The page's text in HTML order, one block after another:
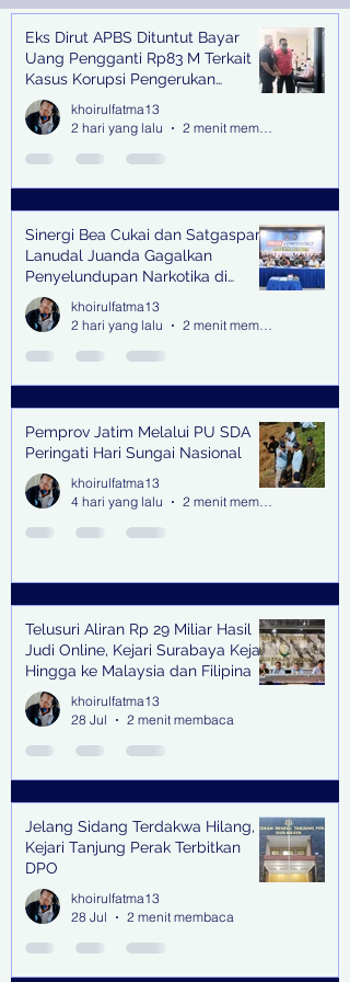
Recent Posts
Eks Dirut APBS Dituntut Bayar
Uang Pengganti Rp83 M Terkait
Kasus Korupsi Pengerukan
Tanjung Perak
khoirulfatma13
2 hari yang lalu
2 menit membaca
Sinergi Bea Cukai dan Satgaspam
Lanudal Juanda Gagalkan
Penyelundupan Narkotika di
Bandara Juanda
khoirulfatma13
2 hari yang lalu
2 menit membaca
Pemprov Jatim Melalui PU SDA
Peringati Hari Sungai Nasional
khoirulfatma13
4 hari yang lalu
2 menit membaca
Telusuri Aliran Rp 29 Miliar Hasil
Judi Online, Kejari Surabaya Kejar
Hingga ke Malaysia dan Filipina
khoirulfatma13
28 Jul
2 menit membaca
Jelang Sidang Terdakwa Hilang,
Kejari Tanjung Perak Terbitkan
DPO
khoirulfatma13
28 Jul
2 menit membaca